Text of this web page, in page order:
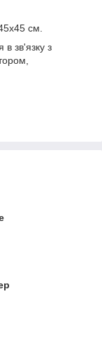
см.
в зв'язку з